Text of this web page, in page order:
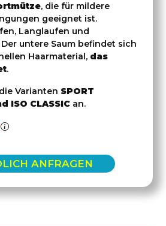
, die für mildere
geeignet ist.
Langlaufen und
untere Saum befindet sich
Haarmaterial, das
.
Varianten SPORT
ISO CLASSIC an.
ANFRAGEN